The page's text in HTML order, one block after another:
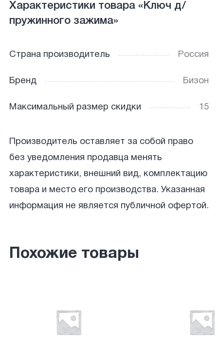
Характеристики товара «Ключ д/
пружинного зажима»
Страна производитель Россия
Бренд Бизон
Максимальный размер скидки 15
Производитель оставляет за собой право
без уведомления продавца менять
характеристики, внешний вид, комплектацию
товара и место его производства. Указанная
информация не является публичной офертой.
Похожие товары